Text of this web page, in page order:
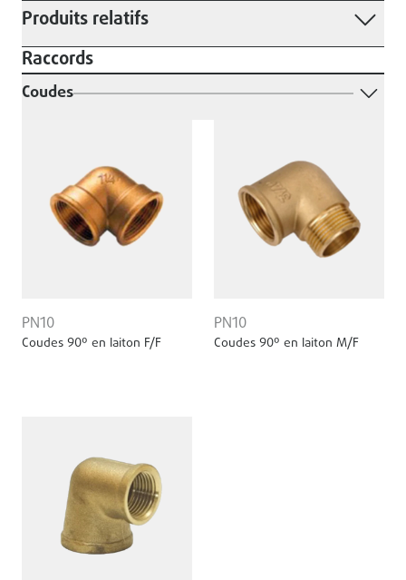
Produits relatifs
Raccords
Coudes
PN10
Coudes 90º en laiton F/F
PN10
Coudes 90º en laiton M/F